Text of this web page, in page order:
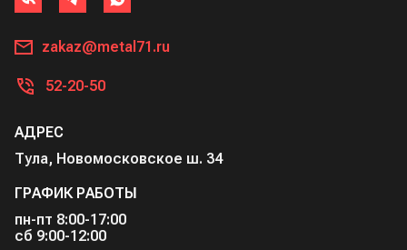
zakaz@metal71.ru
52-20-50
АДРЕС
Тула, Новомосковское ш. 34
ГРАФИК РАБОТЫ
пн-пт 8:00-17:00
сб 9:00-12:00